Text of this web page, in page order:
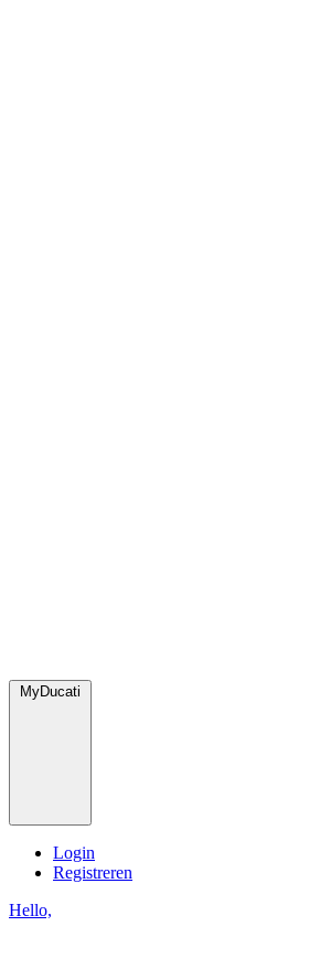
MyDucati
Login
Registreren
Hello,